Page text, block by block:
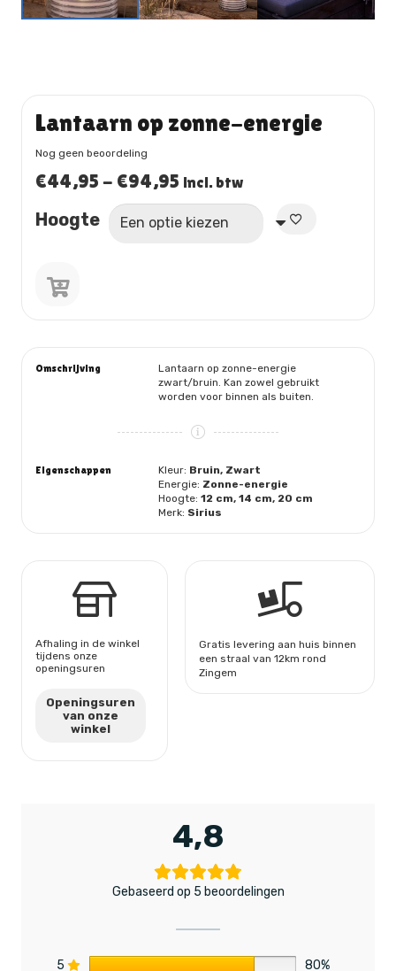
Lantaarn op zonne-energie
Nog geen beoordeling
€44,95 - €94,95 Prijsklasse:
€44,95
tot
incl. btw
Hoogte
Lantaarn
aantal
Omschrijving
Lantaarn op zonne-energie
zwart/bruin. Kan zowel gebruikt
worden voor binnen als buiten.
Eigenschappen Kleur: Bruin, Zwart
Energie: Zonne-energie
Hoogte:12 cm, 14 cm, 20 cm
Merk: Sirius
Afhaling in de winkel
tijdens onze
openingsuren
Openingsuren
van onze
winkel
Gratis levering aan huis binnen
een straal van 12km rond
Zingem
4,8
Gebaseerd op 5 beoordelingen
5 80%